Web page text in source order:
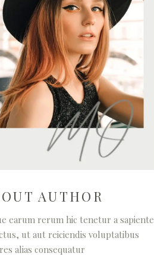
AUTHOR
earum rerum hic tenetur a sapiente
ut aut reiciendis voluptatibus
alias consequatur